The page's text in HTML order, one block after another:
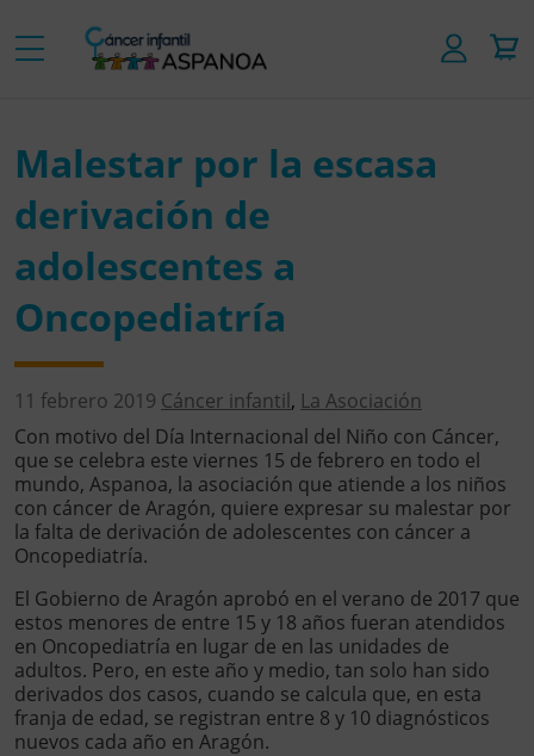
Malestar por la escasa
derivación de
adolescentes a
Oncopediatría
11 febrero 2019 Cáncer infantil, La Asociación
Con motivo del Día Internacional del Niño con Cáncer,
que se celebra este viernes 15 de febrero en todo el
mundo, Aspanoa, la asociación que atiende a los niños
con cáncer de Aragón, quiere expresar su malestar por
la falta de derivación de adolescentes con cáncer a
Oncopediatría.
El Gobierno de Aragón aprobó en el verano de 2017 que
estos menores de entre 15 y 18 años fueran atendidos
en Oncopediatría en lugar de en las unidades de
adultos. Pero, en este año y medio, tan solo han sido
derivados dos casos, cuando se calcula que, en esta
franja de edad, se registran entre 8 y 10 diagnósticos
nuevos cada año en Aragón.